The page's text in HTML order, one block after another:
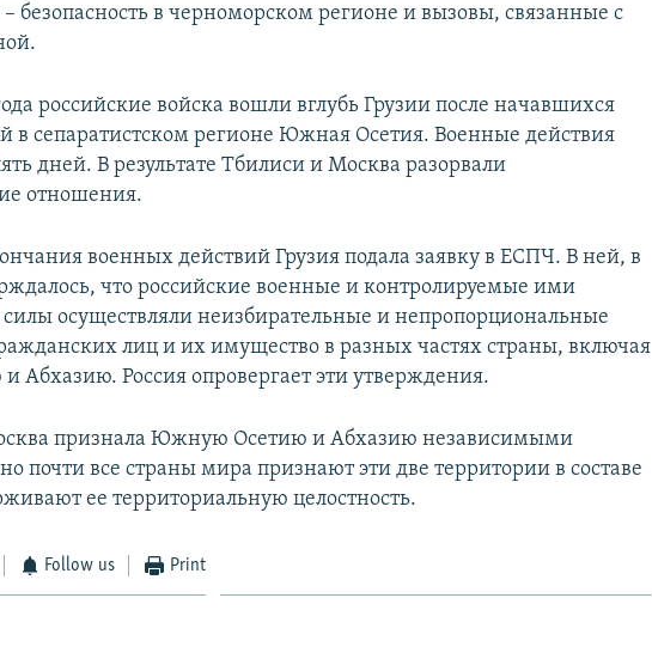
безопасность в черноморском регионе и вызовы, связанные с
российские войска вошли вглубь Грузии после начавшихся
в сепаратистском регионе Южная Осетия. Военные действия
дней. В результате Тбилиси и Москва разорвали
отношения.
военных действий Грузия подала заявку в ЕСПЧ. В ней, в
что российские военные и контролируемые ими
силы осуществляли неизбирательные и непропорциональные
лиц и их имущество в разных частях страны, включая
Россия опровергает эти утверждения.
признала Южную Осетию и Абхазию независимыми
почти все страны мира признают эти две территории в составе
ее территориальную целостность.
Follow us Print